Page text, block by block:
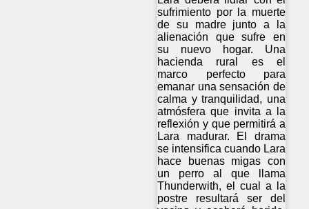
sufrimiento por la muerte
de su madre junto a la
alienación que sufre en
su nuevo hogar. Una
hacienda rural es el
marco perfecto para
emanar una sensación de
calma y tranquilidad, una
atmósfera que invita a la
reflexión y que permitirá a
Lara madurar. El drama
se intensifica cuando Lara
hace buenas migas con
un perro al que llama
Thunderwith, el cual a la
postre resultará ser del